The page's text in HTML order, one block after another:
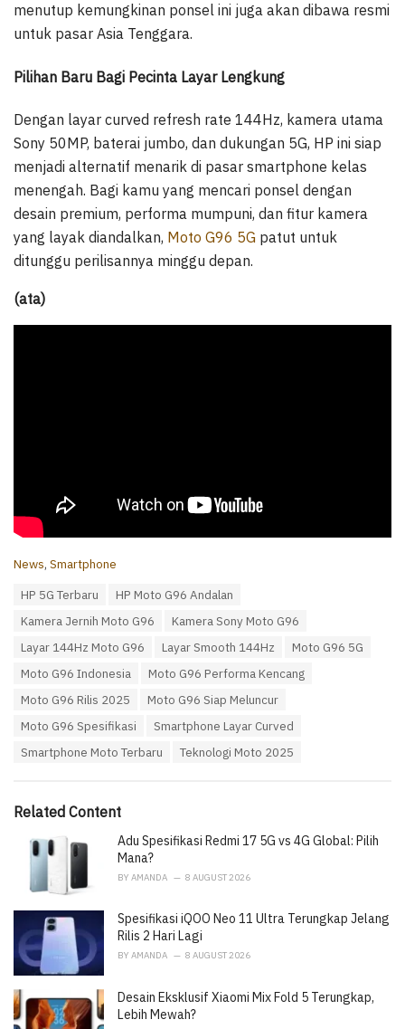
menutup kemungkinan ponsel ini juga akan dibawa resmi
untuk pasar Asia Tenggara.
Pilihan Baru Bagi Pecinta Layar Lengkung
Dengan layar curved refresh rate 144Hz, kamera utama
Sony 50MP, baterai jumbo, dan dukungan 5G, HP ini siap
menjadi alternatif menarik di pasar smartphone kelas
menengah. Bagi kamu yang mencari ponsel dengan
desain premium, performa mumpuni, dan fitur kamera
yang layak diandalkan, Moto G96 5G patut untuk
ditunggu perilisannya minggu depan.
(ata)
C
News, Smartphone
HP 5G Terbaru
HP Moto G96 Andalan
Kamera Jernih Moto G96
Kamera Sony Moto G96
Layar 144Hz Moto G96
Layar Smooth 144Hz
Moto G96 5G
Moto G96 Indonesia
Moto G96 Performa Kencang
Moto G96 Rilis 2025
Moto G96 Siap Meluncur
Moto G96 Spesifikasi
Smartphone Layar Curved
Smartphone Moto Terbaru
Teknologi Moto 2025
Related Content
Adu Spesifikasi Redmi 17 5G vs 4G Global: Pilih
Mana?
BY AMANDA 8 AUGUST 2026
Spesifikasi iQOO Neo 11 Ultra Terungkap Jelang
Rilis 2 Hari Lagi
BY AMANDA 8 AUGUST 2026
Desain Eksklusif Xiaomi Mix Fold 5 Terungkap,
Lebih Mewah?